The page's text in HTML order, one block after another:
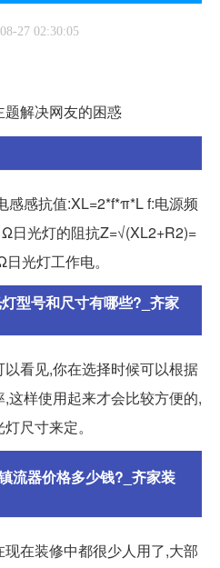
27 02:30:05
题解决网友的困惑
感感抗值:XL=2*f*π*L f:电源频
日光灯的阻抗Z=√(XL2+R2)=
光灯工作电。
型号和尺寸有哪些?_齐家
看见,你在选择时候可以根据
这样使用起来才会比较方便的,
尺寸来定。
流器价格多少钱?_齐家装
在装修中都很少人用了,大部